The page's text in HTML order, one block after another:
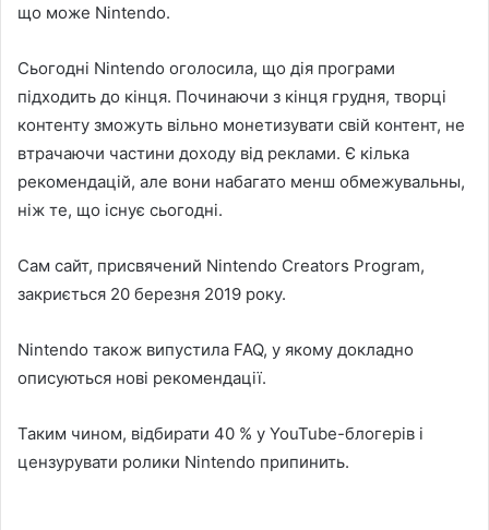
що може Nintendo.
Сьогодні Nintendo оголосила, що дія програми
підходить до кінця. Починаючи з кінця грудня, творці
контенту зможуть вільно монетизувати свій контент, не
втрачаючи частини доходу від реклами. Є кілька
рекомендацій, але вони набагато менш обмежувальны,
ніж те, що існує сьогодні.
Сам сайт, присвячений Nintendo Creators Program,
закриється 20 березня 2019 року.
Nintendo також випустила FAQ, у якому докладно
описуються нові рекомендації.
Таким чином, відбирати 40 % у YouTube-блогерів і
цензурувати ролики Nintendo припинить.